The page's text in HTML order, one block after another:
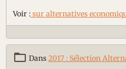
Voir :sur alternatives
Dans 2017 : Sélection